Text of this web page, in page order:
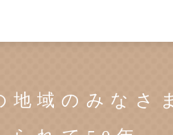
地域のみなさ